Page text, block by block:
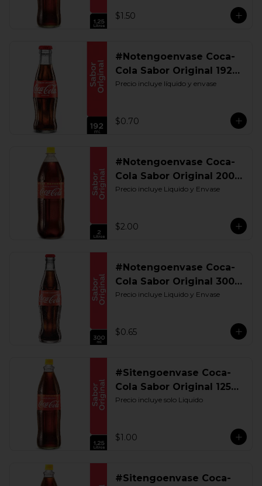
$1.50
#Notengoenvase Coca-
Cola Sabor Original 192
ML. Retornable
Precio incluye líquido y envase
$0.70
#Notengoenvase Coca-
Cola Sabor Original 2000
ML. Retornable
Precio incluye Liquido y Envase
$2.00
#Notengoenvase Coca-
Cola Sabor Original 300
ML. Retornable
Precio incluye Liquido y Envase
$0.65
#Sitengoenvase Coca-
Cola Sabor Original 1250
ML. Retornable Gye
Precio incluye solo Liquido
$1.00
#Sitengoenvase Coca-